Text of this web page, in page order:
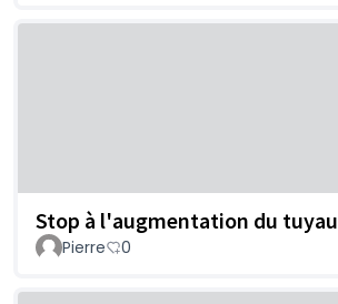
Stop à l'augmentation du tuyau
Pierre 0